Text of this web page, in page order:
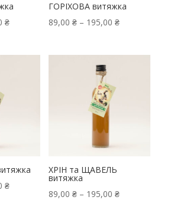
₴Price
89,00 ₴
ГОРІХОВА витяжка
89,00₴ – 195,00₴Price
89,00 ₴
₴Price
ХРІН та ЩАВЕЛЬ
витяжка
89,00₴ – 195,00₴Price